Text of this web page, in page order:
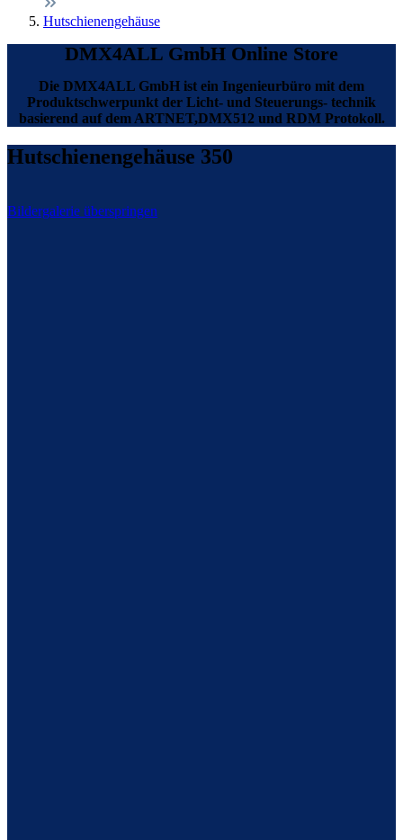
Hutschienengehäuse
DMX4ALL GmbH Online Store
Die DMX4ALL GmbH ist ein Ingenieurbüro mit dem
Produktschwerpunkt der Licht- und Steuerungs- technik
basierend auf dem ARTNET,DMX512 und RDM Protokoll.
Hutschienengehäuse 350
Bildergalerie überspringen